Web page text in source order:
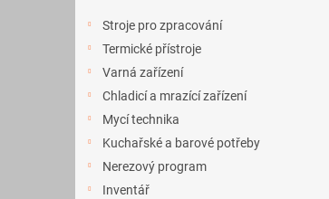
Stroje pro zpracování
Termické přístroje
Varná zařízení
Chladicí a mrazící zařízení
Mycí technika
Kuchařské a barové potřeby
Nerezový program
Inventář